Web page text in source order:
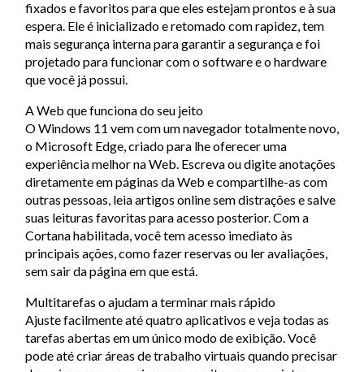
fixados e favoritos para que eles estejam prontos e à sua
espera. Ele é inicializado e retomado com rapidez, tem
mais segurança interna para garantir a segurança e foi
projetado para funcionar com o software e o hardware
que você já possui.
A Web que funciona do seu jeito
O Windows 11 vem com um navegador totalmente novo,
o Microsoft Edge, criado para lhe oferecer uma
experiência melhor na Web. Escreva ou digite anotações
diretamente em páginas da Web e compartilhe-as com
outras pessoas, leia artigos online sem distrações e salve
suas leituras favoritas para acesso posterior. Com a
Cortana habilitada, você tem acesso imediato às
principais ações, como fazer reservas ou ler avaliações,
sem sair da página em que está.
Multitarefas o ajudam a terminar mais rápido
Ajuste facilmente até quatro aplicativos e veja todas as
tarefas abertas em um único modo de exibição. Você
pode até criar áreas de trabalho virtuais quando precisar